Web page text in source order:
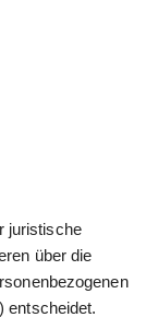
juristische
über die
entscheidet.